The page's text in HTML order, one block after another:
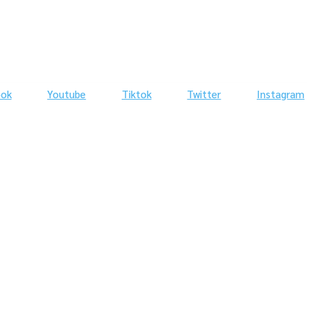
Youtube Tiktok Twitter Instagram